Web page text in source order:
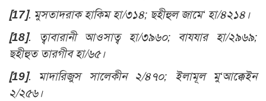
[17]. মুসতাদরাক হাকিম হা/৩১৪; ছহীহুল জামে‘ হা/৪২১৪।
[18]. ত্বাবারানী আওসাত্ব হা/৩৯৬০; বাযযার হা/২৯৬৯;
ছহীহুত তারগীব হা/৬৫।
[19]. মাদারিজুস সালেকীন ২/৪৭০; ইলামূল মু‘আক্কেইন
২/২৫৬।